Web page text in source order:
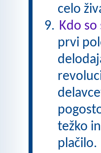
celo
Kdo
prvi
težko